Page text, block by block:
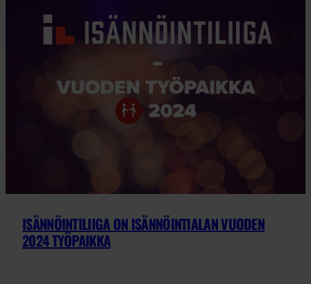
ISÄNNÖINTILIIGA ON ISÄNNÖINTIALAN VUODEN
2024 TYÖPAIKKA